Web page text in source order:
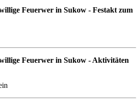
Feuerwer in Sukow - Festakt zum
Feuerwer in Sukow - Aktivitäten